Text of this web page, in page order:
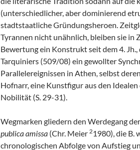
(unterschiedlicher, aber dominierend
stadtstaatliche Gründungsheroen.
Tyrannen nicht unähnlich, bleiben sie in
Bewertung ein Konstrukt seit dem 4. Jh.,
Tarquiniers (509/08) ein gewollter
Parallelereignissen in Athen, selbst
Hofnarr, eine Kunstfigur aus den
Nobilität (S. 29-31).
Wegmarken gliedern den Werdegang der
publica amissa (Chr. Meier 21980), die B.
chronologischen Abfolge von Aufstieg